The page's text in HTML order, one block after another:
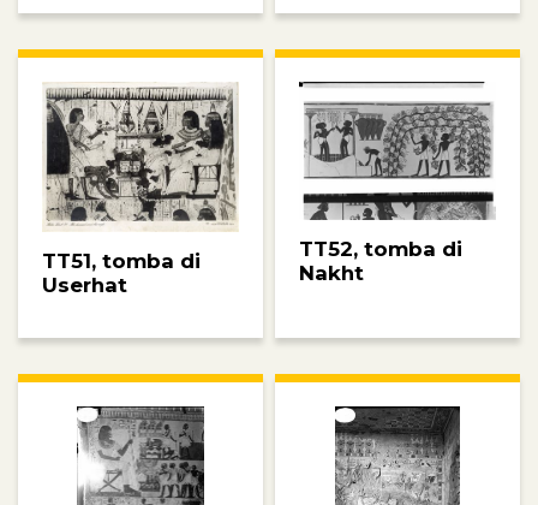
TT51, tomba di
Userhat
TT52, tomba di
Nakht